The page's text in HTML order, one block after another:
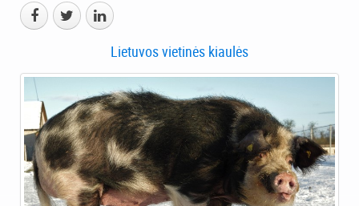
Lietuvos vietinės kiaulės